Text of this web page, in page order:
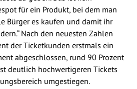
für ein Produkt, bei dem man
Bürger es kaufen und damit ihr
Nach den neuesten Zahlen
der Ticketkunden erstmals ein
abgeschlossen, rund 90 Prozent
deutlich hochwertigeren Tickets
umgestiegen.